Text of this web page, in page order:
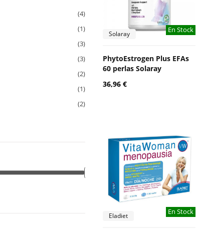
En Stock
Solaray
PhytoEstrogen Plus EFAs
60 perlas Solaray
36,96 €
En Stock
Eladiet
(4)
(1)
(3)
(3)
(2)
(1)
(2)